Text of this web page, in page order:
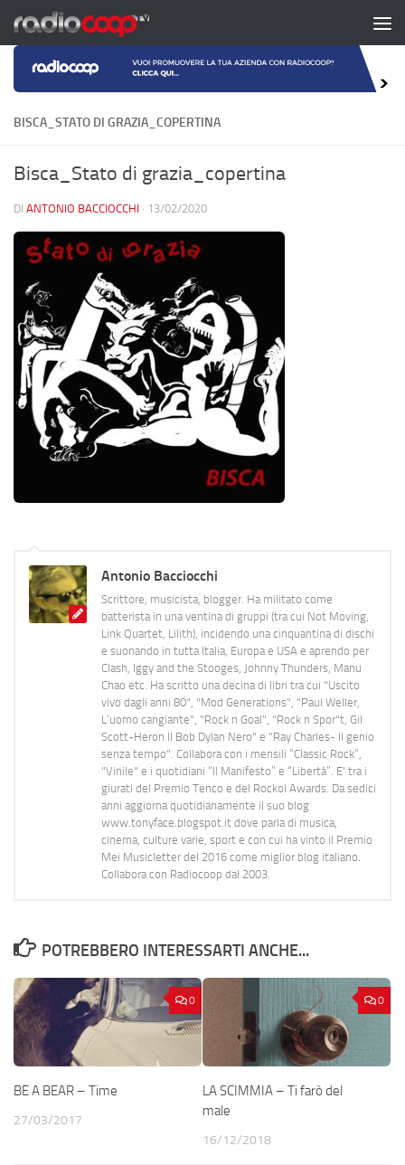
Salta al contenuto
BISCA_STATO DI GRAZIA_COPERTINA
Bisca_Stato di grazia_copertina
DI ANTONIO BACCIOCCHI · 13/02/2020
Antonio Bacciocchi
Scrittore, musicista, blogger. Ha militato come
batterista in una ventina di gruppi (tra cui Not Moving,
Link Quartet, Lilith), incidendo una cinquantina di dischi
e suonando in tutta Italia, Europa e USA e aprendo per
Clash, Iggy and the Stooges, Johnny Thunders, Manu
Chao etc. Ha scritto una decina di libri tra cui "Uscito
vivo dagli anni 80", "Mod Generations", "Paul Weller,
L’uomo cangiante", "Rock n Goal", "Rock n Spor"t, Gil
Scott-Heron Il Bob Dylan Nero" e "Ray Charles- Il genio
senza tempo". Collabora con i mensili “Classic Rock”,
"Vinile" e i quotidiani “Il Manifesto” e “Libertà”. E' tra i
giurati del Premio Tenco e del Rockol Awards. Da sedici
anni aggiorna quotidianamente il suo blog
www.tonyface.blogspot.it dove parla di musica,
cinema, culture varie, sport e con cui ha vinto il Premio
Mei Musicletter del 2016 come miglior blog italiano.
Collabora con Radiocoop dal 2003.
POTREBBERO INTERESSARTI ANCHE...
0
BE A BEAR – Time
27/03/2017
0
LA SCIMMIA – Ti farò del
male
16/12/2018